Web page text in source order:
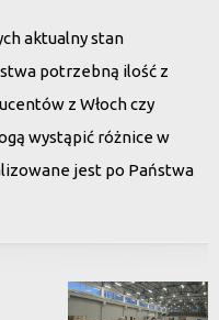
aktualny stan
potrzebną ilość z
z Włoch czy
wystąpić różnice w
jest po Państwa